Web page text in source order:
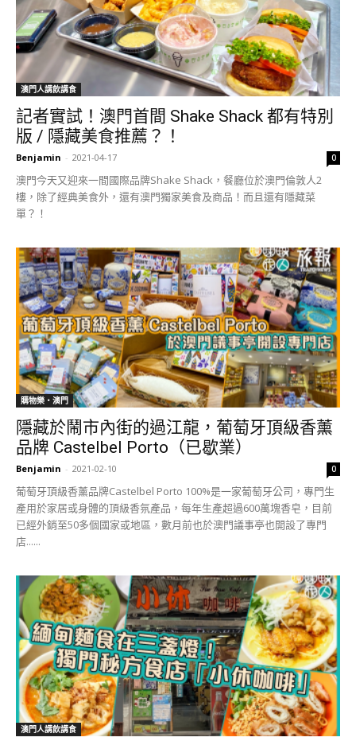
澳門人講飲講食
記者實試！澳門首間 Shake Shack 都有特別
版 / 隱藏美食推薦？！
Benjamin - 2021-04-17 0
澳門今天又迎來一間國際品牌Shake Shack，餐廳位於澳門倫敦人2
樓，除了經典美食外，還有澳門獨家美食及商品！而且還有隱藏菜
單？！
購物樂‧澳門
隱藏於鬧市內街的過江龍，葡萄牙頂級香薰
品牌 Castelbel Porto（已歇業）
Benjamin - 2021-02-10 0
葡萄牙頂級香薰品牌Castelbel Porto 100%是一家葡萄牙公司，專門生
產用於家居或身體的頂級香氛產品，每年生產超過600萬塊香皂，目前
已經外銷至50多個國家或地區，數月前也於澳門議事亭也開設了專門
店......
澳門人講飲講食